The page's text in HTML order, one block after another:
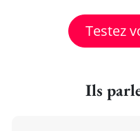
Testez
Ils